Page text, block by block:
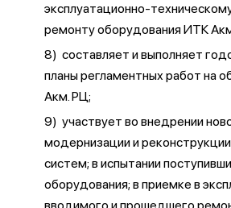
эксплуатационно-
ремонту оборудования ИТК
8) составляет и выполняет
планы регламентных работ на
Акм. РЦ;
9) участвует во внедрении
модернизации и
систем; в испытании
оборудования; в приемке в